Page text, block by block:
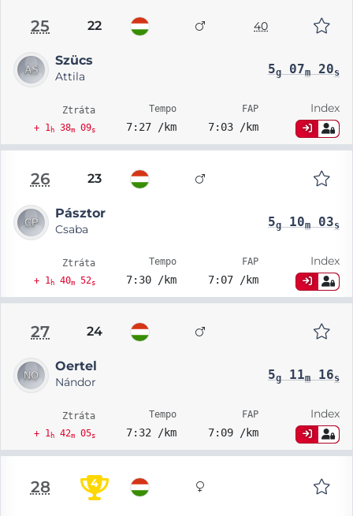
25 22 40
Szücs
Attila 5g07m20s
Ztráta
+ 1h38m09s
Tempo
7:27 /km
FAP
7:03 /km
Index
26 23
Pásztor
Csaba 5g10m03s
Ztráta
+ 1h40m52s
Tempo
7:30 /km
FAP
7:07 /km
Index
27 24
Oertel
Nándor 5g11m16s
Ztráta
+ 1h42m05s
Tempo
7:32 /km
FAP
7:09 /km
Index
28 4